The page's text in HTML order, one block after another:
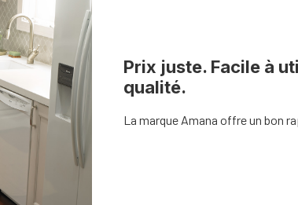
Prix juste. Facile à
qualité.
La marque Amana offre un bon